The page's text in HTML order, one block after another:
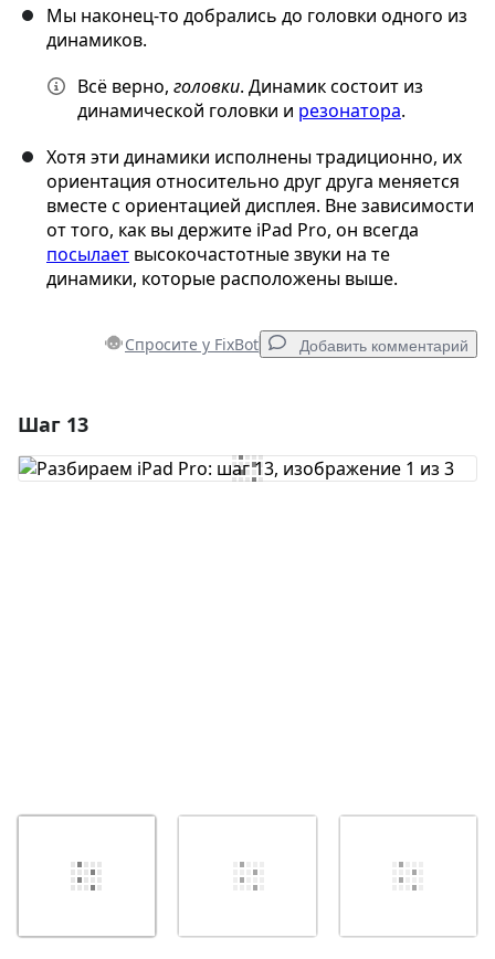
Мы наконец-то добрались до головки одного из
динамиков.
Всё верно, головки. Динамик состоит из
динамической головки и резонатора.
Хотя эти динамики исполнены традиционно, их
ориентация относительно друг друга меняется
вместе с ориентацией дисплея. Вне зависимости
от того, как вы держите iPad Pro, он всегда
посылает высокочастотные звуки на те
динамики, которые расположены выше.
Спросите у FixBot Добавить комментарий
Добавить комментарий
Шаг 13